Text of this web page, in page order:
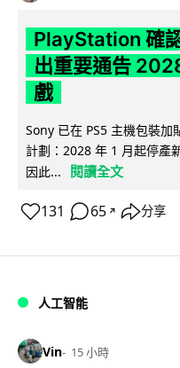
PlayStation 確
出重要通告
戲
Sony 已在 PS5 主機包裝
計劃：2028 年 1 月起停產
因此...
閱讀全文
131 65 ↗ 分享
人工智能
Vin 15 小時